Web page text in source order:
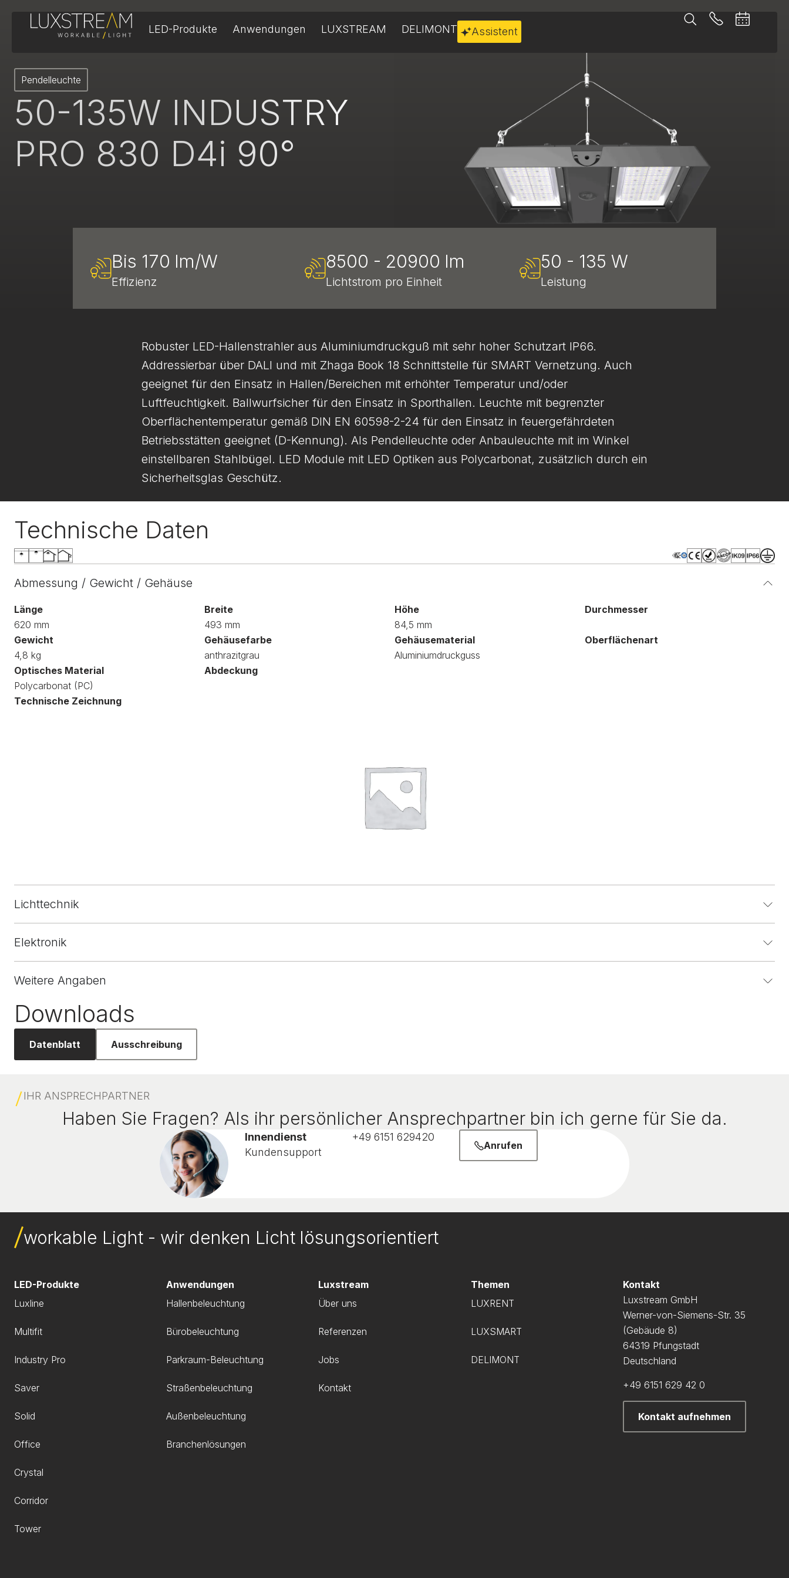
LED-Produkte Anwendungen LUXSTREAM DELIMONT Assistent
Pendelleuchte
50-135W INDUSTRY
PRO 830 D4i 90°
Bis 170 lm/W
Effizienz
8500 - 20900 lm
Lichtstrom pro Einheit
50 - 135 W
Leistung
Robuster LED-Hallenstrahler aus Aluminiumdruckguß mit sehr hoher Schutzart IP66.
Addressierbar über DALI und mit Zhaga Book 18 Schnittstelle für SMART Vernetzung. Auch
geeignet für den Einsatz in Hallen/Bereichen mit erhöhter Temperatur und/oder
Luftfeuchtigkeit. Ballwurfsicher für den Einsatz in Sporthallen. Leuchte mit begrenzter
Oberflächentemperatur gemäß DIN EN 60598-2-24 für den Einsatz in feuergefährdeten
Betriebsstätten geeignet (D-Kennung). Als Pendelleuchte oder Anbauleuchte mit im Winkel
einstellbaren Stahlbügel. LED Module mit LED Optiken aus Polycarbonat, zusätzlich durch ein
Sicherheitsglas Geschütz.
Technische Daten
Abmessung / Gewicht / Gehäuse
Länge
620 mm
Breite
493 mm
Höhe
84,5 mm
Durchmesser
Gewicht
4,8 kg
Gehäusefarbe
anthrazitgrau
Gehäusematerial
Aluminiumdruckguss
Oberflächenart
Optisches Material
Polycarbonat (PC)
Abdeckung
Technische Zeichnung
Lichttechnik
Elektronik
Weitere Angaben
Downloads
Datenblatt Ausschreibung
IHR ANSPRECHPARTNER
Haben Sie Fragen? Als ihr persönlicher Ansprechpartner bin ich gerne für Sie da.
Innendienst
Kundensupport
+49 6151 629420
Anrufen
workable Light - wir denken Licht lösungsorientiert
LED-Produkte
Luxline
Multifit
Industry Pro
Saver
Solid
Office
Crystal
Corridor
Tower
Anwendungen
Hallenbeleuchtung
Bürobeleuchtung
Parkraum-Beleuchtung
Straßenbeleuchtung
Außenbeleuchtung
Branchenlösungen
Luxstream
Über uns
Referenzen
Jobs
Kontakt
Themen
LUXRENT
LUXSMART
DELIMONT
Kontakt
Luxstream GmbH
Werner-von-Siemens-Str. 35
(Gebäude 8)
64319 Pfungstadt
Deutschland
+49 6151 629 42 0
Kontakt aufnehmen